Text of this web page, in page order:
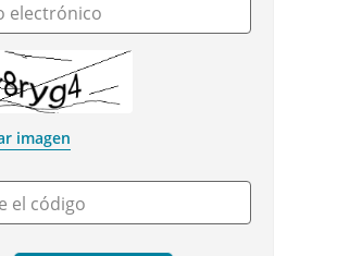
electrónico
imagen
el código